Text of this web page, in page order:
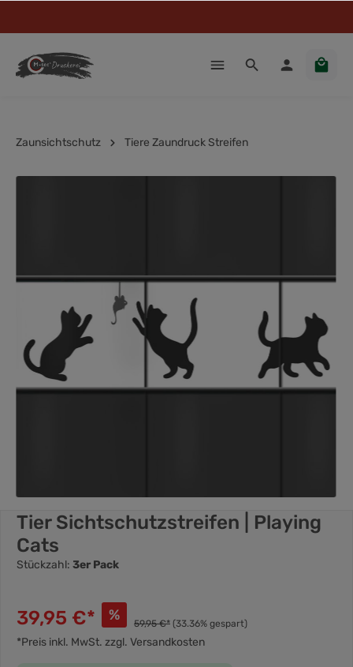
Zaunsichtschutz Tiere Zaundruck Streifen
Tier Sichtschutzstreifen | Playing
Cats
Stückzahl: 3er Pack
39,95 €* % 59,95 €* (33.36% gespart)
*Preis inkl. MwSt. zzgl. Versandkosten